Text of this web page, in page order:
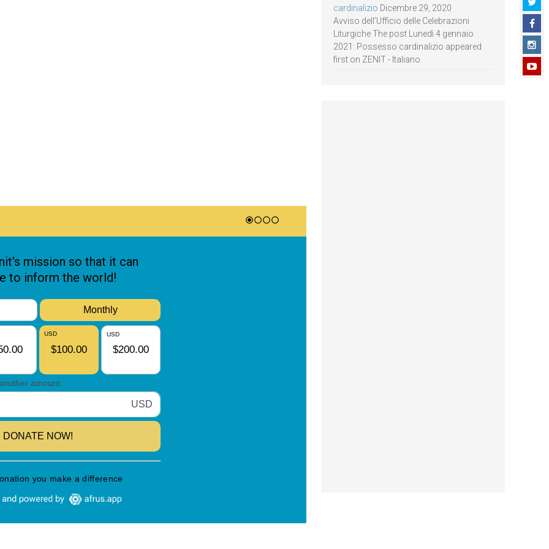
cardinalizio Dicembre 29, 2020
Avviso dell’Ufficio delle Celebrazioni
Liturgiche The post Lunedì 4 gennaio
2021: Possesso cardinalizio appeared
first on ZENIT - Italiano.